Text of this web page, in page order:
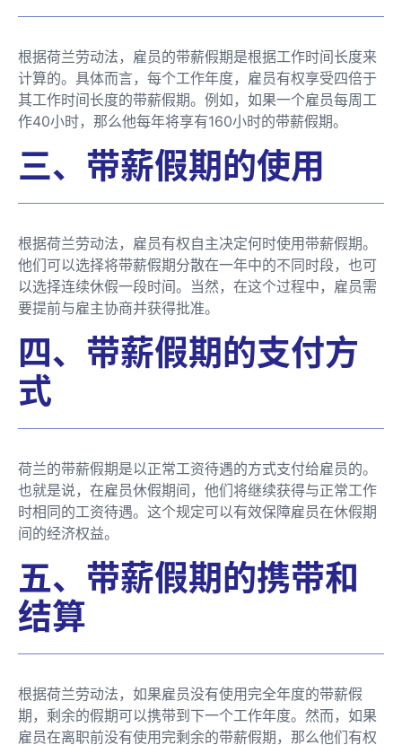
根据荷兰劳动法，雇员的带薪假期是根据工作时间长度来
计算的。具体而言，每个工作年度，雇员有权享受四倍于
其工作时间长度的带薪假期。例如，如果一个雇员每周工
作40小时，那么他每年将享有160小时的带薪假期。
三、带薪假期的使用
根据荷兰劳动法，雇员有权自主决定何时使用带薪假期。
他们可以选择将带薪假期分散在一年中的不同时段，也可
以选择连续休假一段时间。当然，在这个过程中，雇员需
要提前与雇主协商并获得批准。
四、带薪假期的支付方
式
荷兰的带薪假期是以正常工资待遇的方式支付给雇员的。
也就是说，在雇员休假期间，他们将继续获得与正常工作
时相同的工资待遇。这个规定可以有效保障雇员在休假期
间的经济权益。
五、带薪假期的携带和
结算
根据荷兰劳动法，如果雇员没有使用完全年度的带薪假
期，剩余的假期可以携带到下一个工作年度。然而，如果
雇员在离职前没有使用完剩余的带薪假期，那么他们有权